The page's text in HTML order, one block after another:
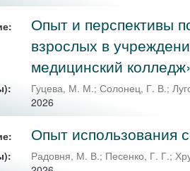
Опыт и перспективы
взрослых в
медицинский
Гуцева, М. М.;Солонец, Г. В.;
2026
Опыт использования
Радовня, М. В.; Песенко, Г. Г.;